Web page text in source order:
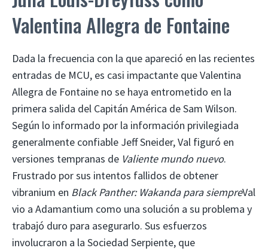
Valentina Allegra de Fontaine
Dada la frecuencia con la que apareció en las recientes
entradas de MCU, es casi impactante que Valentina
Allegra de Fontaine no se haya entrometido en la
primera salida del Capitán América de Sam Wilson.
Según lo informado por la información privilegiada
generalmente confiable Jeff Sneider, Val figuró en
versiones tempranas de Valiente mundo nuevo.
Frustrado por sus intentos fallidos de obtener
vibranium en Black Panther: Wakanda para siempreVal
vio a Adamantium como una solución a su problema y
trabajó duro para asegurarlo. Sus esfuerzos
involucraron a la Sociedad Serpiente, que